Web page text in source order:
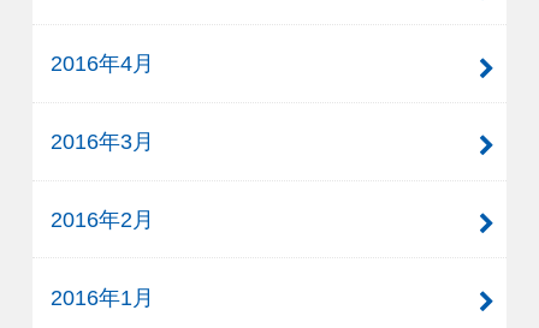
2016年4月
2016年3月
2016年2月
2016年1月